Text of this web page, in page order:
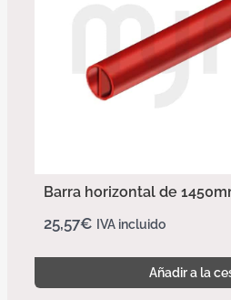
Barra horizontal de
25,57€ IVA incluido
Añadir a la